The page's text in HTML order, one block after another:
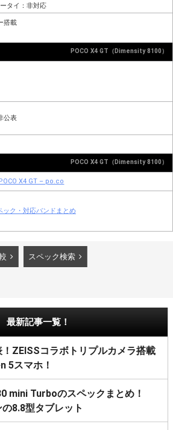
タイ：非対応
搭載
POCO X4 GT（Dimensity 8100）
公表
POCO X4 GT（Dimensity 8100）
POCO X4 GT – po.co
ック・対応バンドまとめ
スペック検索
最新記事一覧！
！ZEISSコラボトリプルカメラ搭載
5スマホ！
mini Turboのスペックまとめ！
8.8型タブレット